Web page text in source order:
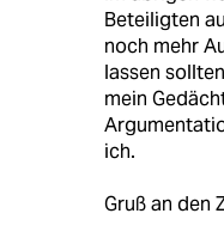
Beteiligten
noch mehr
lassen
mein
ich.
Gruß an den